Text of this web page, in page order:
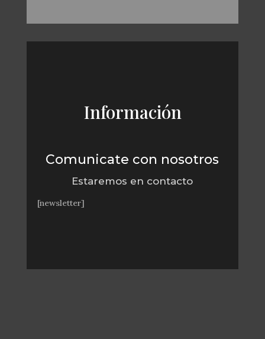
Información
Comunicate con nosotros
Estaremos en contacto
[newsletter]